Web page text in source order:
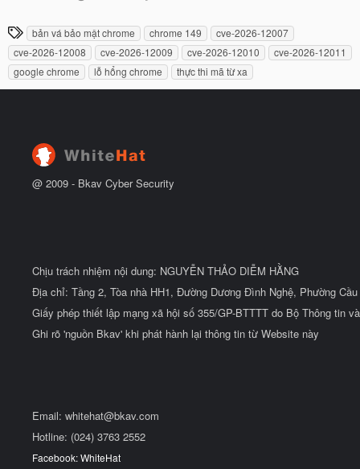
đ
ầ
u
y
b
ắ
T
h
ẻ
bản vá bảo mật chrome chrome 149
cve-2026-12007
cve-2026-12008
cve-2026-12009 cve-2026-12010
cve-2026-12011
google chrome
lỗ hổng chrome thực thi mã từ xa
@ 2009 - Bkav Cyber Security
Chịu trách nhiệm nội dung: NGUYỄN THẢO DIỄM HẰNG
Địa chỉ: Tầng 2, Tòa nhà HH1, Đường Dương Đình Nghệ, Phường
Giấy phép thiết lập mạng xã hội số 355/GP-BTTTT do Bộ Thông tin
Ghi rõ 'nguồn Bkav' khi phát hành lại thông tin từ Website này
Email: whitehat@bkav.com
Hotline: (024) 3763 2552
Facebook: WhiteHat